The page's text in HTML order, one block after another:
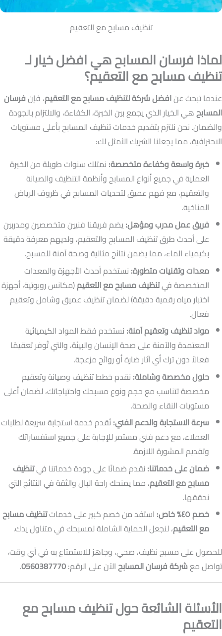
تنظيف مسابح مع التعقيم
لماذا فرسان المسابح هي افضل خيار لـ
تنظيف مسابح مع التعقيم؟
عندما تبحث عنافضل شركة لتنظيف مسابح مع التعقيم، فإنفرسان
المسابحهي الخيار الذي يجمع بين الخبرة، الكفاءة، والالتزام بالجودة
والضمان. نحن نلتزم بتقديم خدمات تنظيف المسابح بأعلى مستويات
الاحترافية، مما يجعلنا الشريك الأمثل لك:
خبرة واسعة وكفاءة متخصصة: نمتلك سنوات طويلة من الخبرة
العملية في جميع أنواع المسابح وأنظمة التنظيف والصيانة
والتعقيم، مع فهم عميق لتحديات المسابح في ظروف الرياض
المناخية.
فريق عمل مدرب ومؤهل:يضم فريقنا فنيين متخصصين ومدربين
على أحدث طرق تنظيف المسابح والتعقيم، ولديهم معرفة دقيقة
بكيمياء الماء، مما يضمن نتائج مثالية وصحة آمنة للمسبح.
معدات وتقنيات متطورة: نستخدم أحدث الأجهزة والمعدات
المتخصصة فيتنظيف مسابح مع التعقيم(مكانس روبوتية، أجهزة
اختبار مياه رقمية دقيقة) لضمان تنظيف عميق وشامل وتعقيم
فعال.
مواد تنظيف وتعقيم آمنة: نستخدم فقط المواد الكيميائية
المعتمدة والآمنة على صحة الإنسان والبيئة، والتي تُوفر تعقيمًا
فعالاً دون ترك أي آثار ضارة أو روائح مزعجة.
حلول مخصصة وشاملة: نقدم خطط تنظيف وصيانة وتعقيم
مخصصة تتناسب مع حجم ونوع مسبحك واحتياجاتك، لضمان أعلى
مستويات النقاء والصحة.
سرعة الاستجابة والدعم الفني:نُقدم خدمة استجابة سريعة لطلبات
العملاء، مع دعم فني مستمر للإجابة على جميع استفساراتك
وتقديم المشورة اللازمة.
ضمان على خدماتنا: نقدم ضمانًا على جودة خدماتنا فيتنظيف
مسابح مع التعقيم، مما يمنحك راحة البال والثقة في النتائج التي
نحققها.
خصم ٤٥% خاص:
استفد من خصم كبير على خدماتتنظيف مسابح
مع التعقيم، لنجعل الحماية الشاملة لمسبحك في متناول يدك.
للحصول على مسبح نظيف، صحي، وجاهز للاستمتاع به في أي وقت،
تواصل معشركة فرسان المسابحالآن على الرقم:0560387770
.
الأسئلة الشائعة حول تنظيف مسابح مع
التعقيم